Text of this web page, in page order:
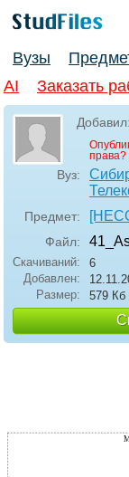
Вузы
AI
Заказать
Добавил:
права?
Вуз:
Предмет:
Файл:
Скачиваний:
6
Добавлен:
Размер:
579 Кб